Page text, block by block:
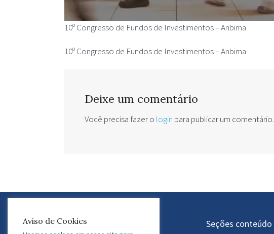
10º Congresso de Fundos de Investimentos – Anbima
10º Congresso de Fundos de Investimentos – Anbima
Deixe um comentário
Você precisa fazer o login para publicar um comentário.
Atuação do GEDAF Seções conteúdo
Aviso de Cookies